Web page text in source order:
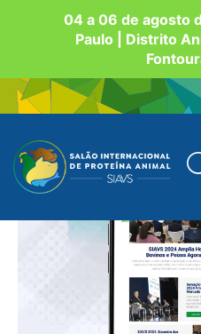
04 a 06 de agosto
Paulo | Distrito